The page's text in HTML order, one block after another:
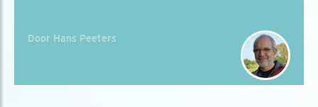
Door Hans Peeters